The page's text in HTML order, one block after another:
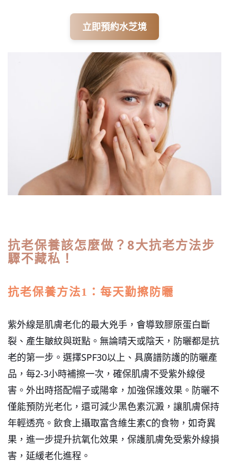
立即預約水芝境
抗老保養該怎麼做？8大抗老方法步
驟不藏私！
抗老保養方法1：每天勤擦防曬
紫外線是肌膚老化的最大兇手，會導致膠原蛋白斷
裂、產生皺紋與斑點。無論晴天或陰天，防曬都是抗
老的第一步。 選擇SPF30以上、具廣譜防護的防曬產
品，每2-3小時補擦一次，確保肌膚不受紫外線侵
害。外出時搭配帽子或陽傘，加強保護效果。防曬不
僅能預防光老化，還可減少黑色素沉澱，讓肌膚保持
年輕透亮。飲食上攝取富含維生素C的食物，如奇異
果，進一步提升抗氧化效果，保護肌膚免受紫外線損
害，延緩老化進程。